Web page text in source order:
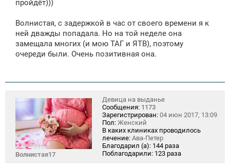
пройдёт)))
Волнистая, с задержкой в час от своего времени я к
ней дважды попадала. Но на той неделе она
замещала многих (и мою ТАГ и ЯТВ), поэтому
очереди были. Очень позитивная она.
Волнистая17
Девица на выданье
Сообщения: 1173
Зарегистрирован: 04 июн 2017, 13:09
Пол: Женский
В каких клиниках проводилось
лечение: Ава-Петер
Благодарил (а): 144 раза
Поблагодарили: 123 раза